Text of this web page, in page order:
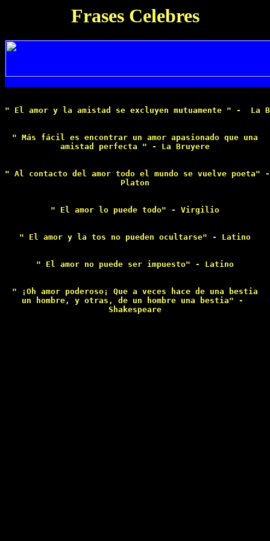
Frases Celebres
" El amor y la amistad se excluyen mutuamente " -  La
" Más fácil es encontrar un amor apasionado que una
amistad perfecta " - La Bruyere
" Al contacto del amor todo el mundo se vuelve poeta"
Platon
" El amor lo puede todo" - Virgilio
" El amor y la tos no pueden ocultarse" - Latino
" El amor no puede ser impuesto" - Latino
" ¡Oh amor poderoso¡ Que a veces hace de una bestia
un hombre, y otras, de un hombre una bestia" -
Shakespeare